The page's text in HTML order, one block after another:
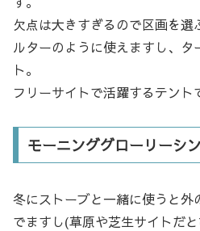
欠点は大きすぎるので区画を選
ルターのように使えますし、タ
ト。
フリーサイトで活躍するテント
モーニンググローリーシ
冬にストーブと一緒に使うと外
でますし(草原や芝生サイトだ